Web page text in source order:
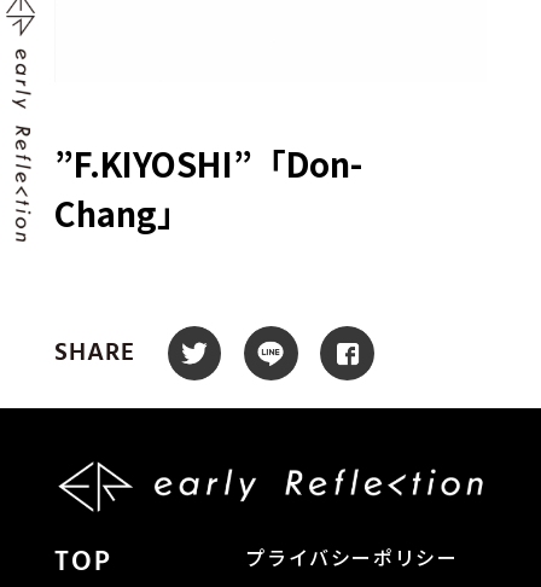
”F.KIYOSHI”「Don-
Chang」
SHARE
TOP プライバシーポリシー